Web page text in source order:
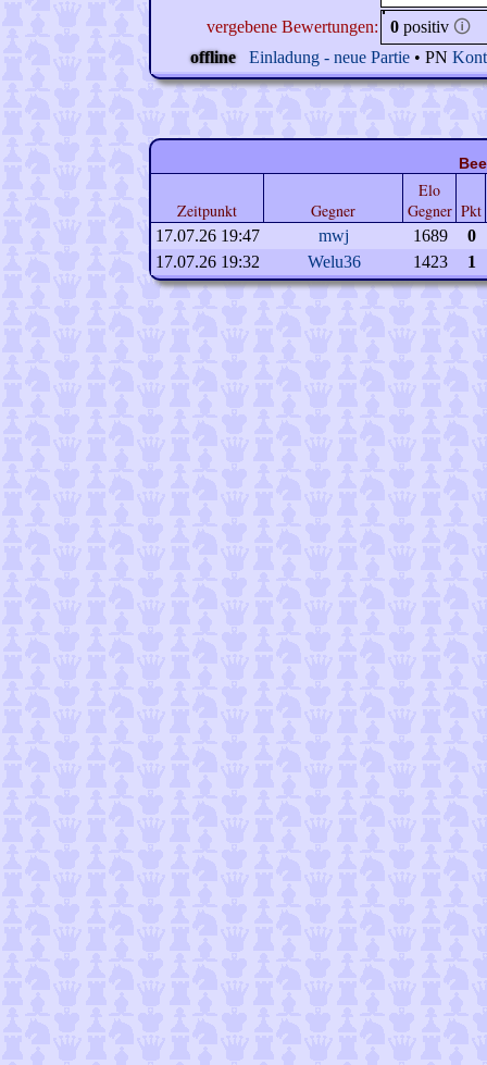
vergebene Bewertungen:
0 positiv 🛈
offline
Einladung - neue Partie • PN
Zeitpunkt Gegner
Elo
Gegner Pkt
17.07.26 19:47 mwj 1689
0
17.07.26 19:32
Welu36 1423 1